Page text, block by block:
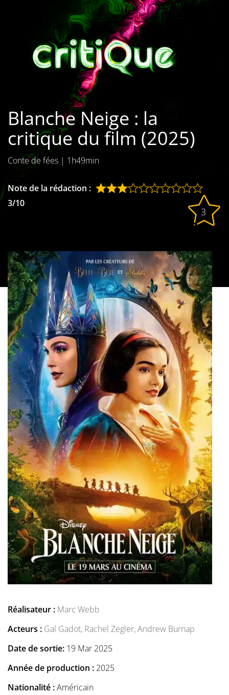
Les films par
genre
Séries
Les films
interdits
Les Dossiers
Les disparus
Les acteurs
Les actrices
Blanche Neige : la
critique du film (2025)
Conte de fées | 1h49min
Note de la rédaction :
3/10
3
Réalisateur : Marc Webb
Acteurs : Gal Gadot, Rachel Zegler,Andrew Burnap
Date de sortie: 19 Mar 2025
Année de production : 2025
Nationalité :Américain